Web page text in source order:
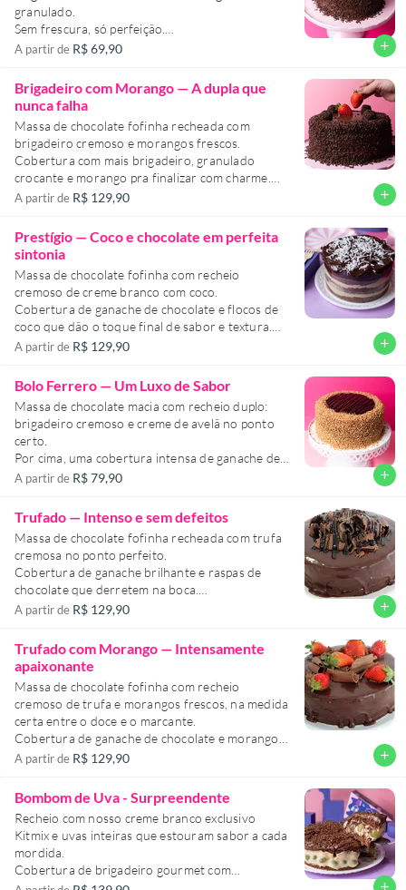
granulado.
Sem frescura, só perfeição.
Clássico, intenso e impossível de resistir.
A partir de R$ 69,90 add
Brigadeiro com Morango — A dupla que
nunca falha
Massa de chocolate fofinha recheada com
brigadeiro cremoso e morangos frescos.
Cobertura com mais brigadeiro, granulado
crocante e morango pra finalizar com charme.
É simples, intenso e irresistível — o tipo de
A partir de R$ 129,90 add
Prestígio — Coco e chocolate em perfeita
sintonia
Massa de chocolate fofinha com recheio
cremoso de creme branco com coco.
Cobertura de ganache de chocolate e flocos de
coco que dão o toque final de sabor e textura.
Um clássico irresistível que une o melhor dos
A partir de R$ 129,90 add
Bolo Ferrero — Um Luxo de Sabor
Massa de chocolate macia com recheio duplo:
brigadeiro cremoso e creme de avelã no ponto
certo.
Por cima, uma cobertura intensa de ganache de
chocolate com castanhas crocantes pra fechar
É sabor com textura, intensidade e aquele toque
chique que lembra o bombom mais amado do
mundo.
A partir de R$ 79,90 add
Trufado — Intenso e sem defeitos
Massa de chocolate fofinha recheada com trufa
cremosa no ponto perfeito.
Cobertura de ganache brilhante e raspas de
chocolate que derretem na boca.
É o bolo ideal pra quem leva chocolate a sério —
A partir de R$ 129,90 add
Trufado com Morango — Intensamente
apaixonante
Massa de chocolate fofinha com recheio
cremoso de trufa e morangos frescos, na medida
certa entre o doce e o marcante.
Cobertura de ganache de chocolate e morangos
que completam essa explosão de sabor.
mesmo da primeira mordida acabar.
A partir de R$ 129,90 add
Bombom de Uva - Surpreendente
Recheio com nosso creme branco exclusivo
Kitmix e uvas inteiras que estouram sabor a cada
mordida.
Cobertura de brigadeiro gourmet com
granulado crocante pra fechar com aquele toque
add